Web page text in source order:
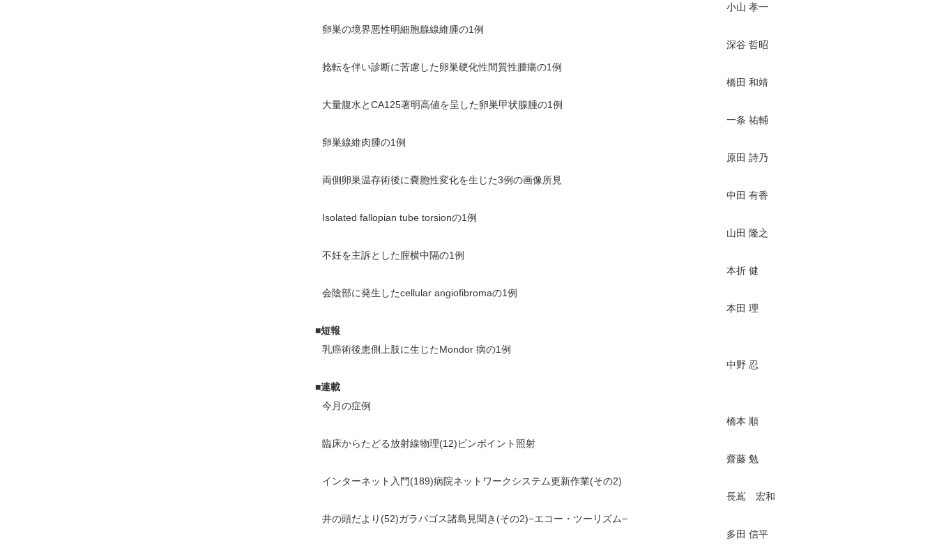
小山 孝一
卵巣の境界悪性明細胞腺線維腫の1例
深谷 哲昭
捻転を伴い診断に苦慮した卵巣硬化性間質性腫瘍の1例
橋田 和靖
大量腹水とCA125著明高値を呈した卵巣甲状腺腫の1例
一条 祐輔
卵巣線維肉腫の1例
原田 詩乃
両側卵巣温存術後に嚢胞性変化を生じた3例の画像所見
中田 有香
Isolated fallopian tube torsionの1例
山田 隆之
不妊を主訴とした腟横中隔の1例
本折 健
会陰部に発生したcellular angiofibromaの1例
本田 理
■短報
乳癌術後患側上肢に生じたMondor 病の1例
中野 忍
■連載
今月の症例
橋本 順
臨床からたどる放射線物理(12)ピンポイント照射
齋藤 勉
インターネット入門(189)病院ネットワークシステム更新作業(その2)
長嶌 宏和
井の頭だより(52)ガラパゴス諸島見聞き(その2)−エコー・ツーリズム−
多田 信平